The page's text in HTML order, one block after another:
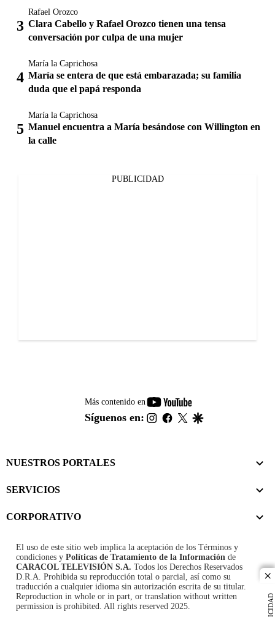
Rafael Orozco
Clara Cabello y Rafael Orozco tienen una tensa
conversación por culpa de una mujer
María la Caprichosa
María se entera de que está embarazada; su familia
duda que el papá responda
María la Caprichosa
Manuel encuentra a María besándose con Willington en
la calle
PUBLICIDAD
Más contenido en
youtube-
footer
Síguenos en: instagram
facebook
twitter
NUESTROS PORTALES
SERVICIOS
CORPORATIVO
El uso de este sitio web implica la aceptación de los Términos y
condiciones y Políticas de Tratamiento de la Información de
CARACOL TELEVISIÓN S.A. Todos los Derechos Reservados
D.R.A. Prohibida su reproducción total o parcial, así como su
traducción a cualquier idioma sin autorización escrita de su titular.
Reproduction in whole or in part, or translation without written
permission is prohibited. All rights reserved 2025.